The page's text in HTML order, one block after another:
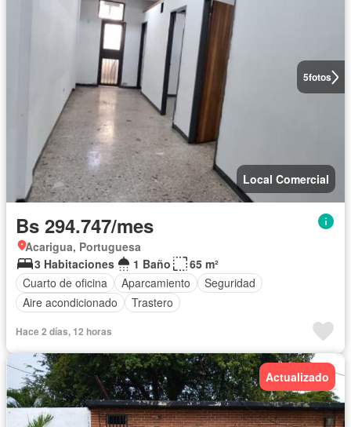
5fotos
Local Comercial
Bs 294.747/mes
Acarigua, Portuguesa
3 Habitaciones
1 Baño
65 m²
Cuarto de oficina
Aparcamiento
Seguridad
Aire acondicionado
Trastero
Hace 2 días, 12 horas
Actualizado